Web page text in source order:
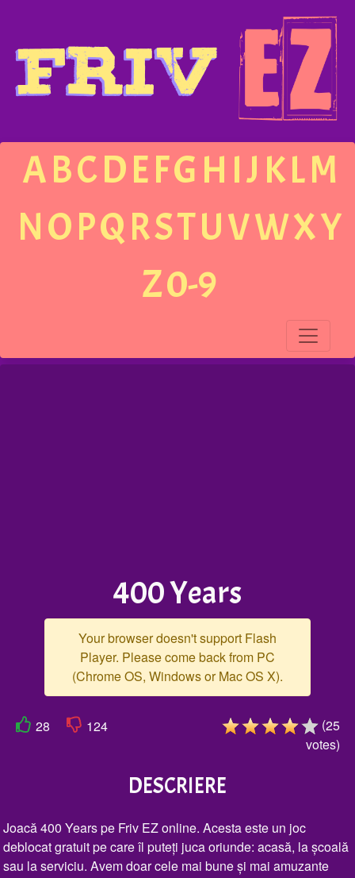
ABCDEFGH IJ KLM
NOPQRSTUVWXY
Z0-9
400 Years
Your browser doesn't support Flash
Player. Please come back from PC
(Chrome OS, Windows or Mac OS X).
28 124 (25
votes)
DESCRIERE
Joacă 400 Years pe Friv EZ online. Acesta este un joc
deblocat gratuit pe care îl puteți juca oriunde: acasă, la școală
sau la serviciu. Avem doar cele mai bune și mai amuzante